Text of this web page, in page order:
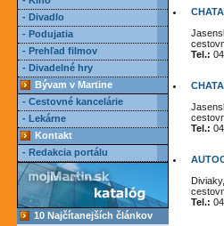
- Divadlo
- Podujatia
- Prehľad filmov
- Divadelné hry
Bývam v Martine
- Cestovné kancelárie
- Lekárne
Kontakt
- Redakcia portálu
10 Najčítanejších článkov
Tel.:
Tel.:
Diviaky,
Tel.: